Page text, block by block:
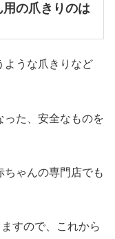
の爪きりのは
ような爪きりなど
った、安全なものを
ちゃんの専門店でも
すので、これから